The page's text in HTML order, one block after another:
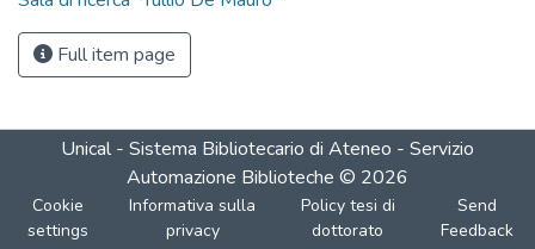
Full item page
Unical - Sistema Bibliotecario di Ateneo - Servizio
Automazione Biblioteche © 2026
Cookie
settings
Informativa sulla
privacy
Policy tesi di
dottorato
Send
Feedback